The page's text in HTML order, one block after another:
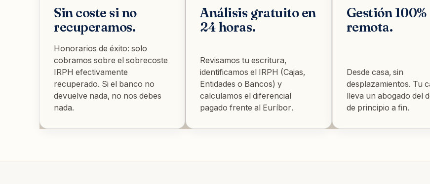
Sin coste si no
recuperamos.
Honorarios de éxito: solo
cobramos sobre el sobrecoste
IRPH efectivamente
recuperado. Si el banco no
devuelve nada, no nos debes
nada.
Análisis gratuito en
24 horas.
Revisamos tu escritura,
identificamos el IRPH (Cajas,
Entidades o Bancos) y
calculamos el diferencial
pagado frente al Euríbor.
Gestión 100%
remota.
Desde casa, sin
desplazamientos. Tu
lleva un abogado del
de principio a fin.